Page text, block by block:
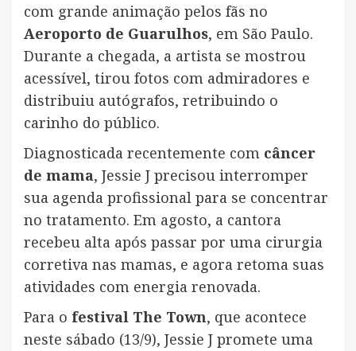
com grande animação pelos fãs no
Aeroporto de Guarulhos, em São Paulo.
Durante a chegada, a artista se mostrou
acessível, tirou fotos com admiradores e
distribuiu autógrafos, retribuindo o
carinho do público.
Diagnosticada recentemente com câncer
de mama, Jessie J precisou interromper
sua agenda profissional para se concentrar
no tratamento. Em agosto, a cantora
recebeu alta após passar por uma cirurgia
corretiva nas mamas, e agora retoma suas
atividades com energia renovada.
Para o festival The Town, que acontece
neste sábado (13/9), Jessie J promete uma